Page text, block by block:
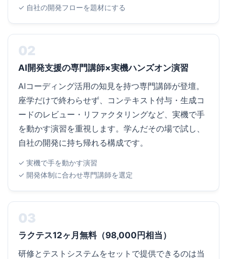
✓ 自社の開発フローを題材にする
02
AI開発支援の専門講師×実機ハンズオン演習
AIコーディング活用の知見を持つ専門講師が登壇。
座学だけで終わらせず、コンテキスト付与・生成コ
ードのレビュー・リファクタリングなど、実機で手
を動かす演習を重視します。学んだその場で試し、
自社の開発に持ち帰れる構成です。
✓ 実機で手を動かす演習
✓ 開発体制に合わせ専門講師を選定
03
ラクテス12ヶ月無料（98,000円相当）
研修とテストシステムをセットで提供できるのは当